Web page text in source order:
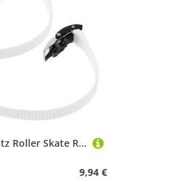
GALPADA Ersatz Roller Skate Riemen mit Verstellbarer Schnalle Langlebige Wechselschnallen für Rollschuhe Zubehör für Schlittschuhe und Inline Skates Weiß mit Schrauben
9,94 €